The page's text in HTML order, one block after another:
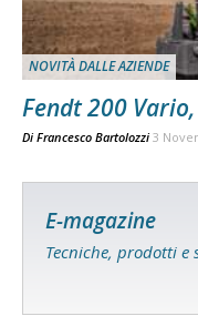
NOVITÀ DALLE AZIENDE
Fendt 200
Di Francesco Bartolozzi 3
E-magazine
Tecniche, prodotti e